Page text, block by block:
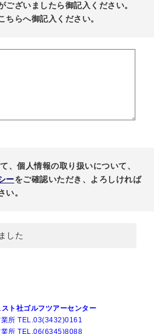
ざいましたら御記入ください。
ちらへ御記入ください。
、個人情報の取り扱いについて、
ーをご確認いただき、よろしければ
い。
した
ト社ゴルフツアーセンター
所 TEL.03(3432)0161
業所 TEL.06(6345)8088